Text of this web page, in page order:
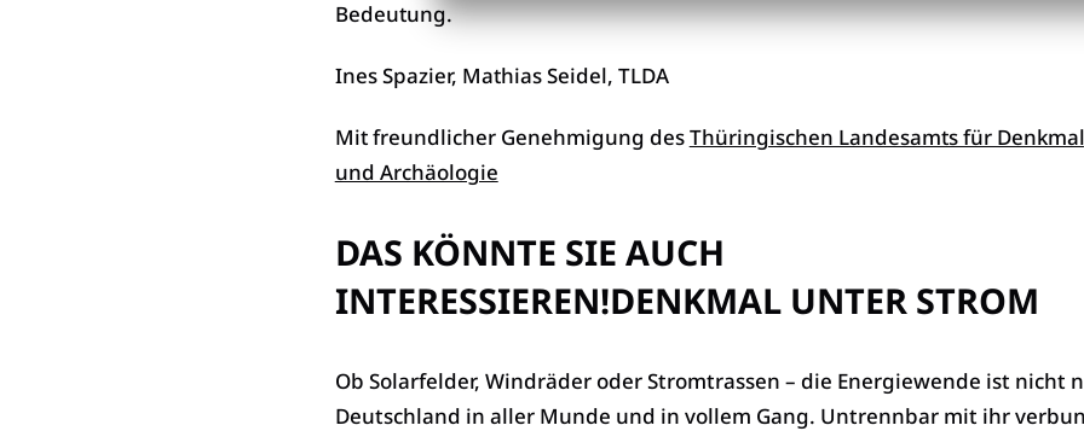
Bedeutung.
Ines Spazier, Mathias Seidel, TLDA
Mit freundlicher Genehmigung desThüringischen Landesamts für
und Archäologie
DAS KÖNNTE SIE AUCH
INTERESSIEREN!DENKMAL UNTER STROM
Ob Solarfelder, Windräder oder Stromtrassen – die Energiewende ist nicht
Deutschland in aller Munde und in vollem Gang. Untrennbar mit ihr